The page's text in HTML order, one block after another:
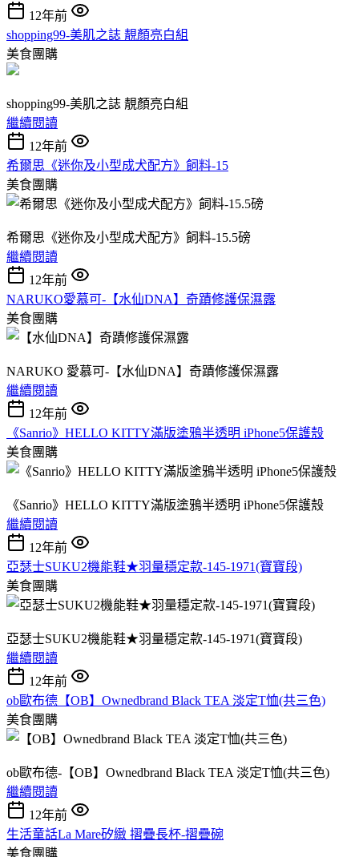
12年前
shopping99-美肌之誌 靚顏亮白組
美食團購
shopping99-美肌之誌 靚顏亮白組
繼續閱讀
12年前
希爾思《迷你及小型成犬配方》飼料-15
美食團購
希爾思《迷你及小型成犬配方》飼料-15.5磅
繼續閱讀
12年前
NARUKO愛慕可-【水仙DNA】奇蹟修護保濕露
美食團購
NARUKO 愛慕可-【水仙DNA】奇蹟修護保濕露
繼續閱讀
12年前
《Sanrio》HELLO KITTY滿版塗鴉半透明 iPhone5保護殼
美食團購
《Sanrio》HELLO KITTY滿版塗鴉半透明 iPhone5保護殼
繼續閱讀
12年前
亞瑟士SUKU2機能鞋★羽量穩定款-145-1971(寶寶段)
美食團購
亞瑟士SUKU2機能鞋★羽量穩定款-145-1971(寶寶段)
繼續閱讀
12年前
ob歐布德【OB】Ownedbrand Black TEA 淡定T恤(共三色)
美食團購
ob歐布德-【OB】Ownedbrand Black TEA 淡定T恤(共三色)
繼續閱讀
12年前
生活童話La Mare矽緻 摺疊長杯-摺疊碗
美食團購